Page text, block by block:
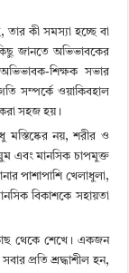
তার কী সমস্যা হচ্ছে বা
জানতে অভিভাবকের
শিক্ষক সভার
সম্পর্কে ওয়াকিবহাল
করা সহজ হয়।
মস্তিষ্কের নয়, শরীর ও
ঘুম এবং মানসিক চাপমুক্ত
পাশাপাশি খেলাধুলা,
বিকাশকে সহায়তা
থেকে শেখে। একজন
প্রতি শ্রদ্ধাশীল হন,